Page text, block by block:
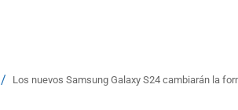
/ Los nuevos Samsung Galaxy S24 cambiarán la